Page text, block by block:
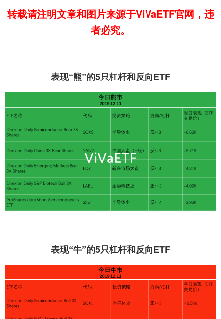
转载请注明文章和图片来源于ViVaETF官网，违
者必究。
表现“熊”的5只杠杆和反向ETF
表现“牛”的5只杠杆和反向ETF